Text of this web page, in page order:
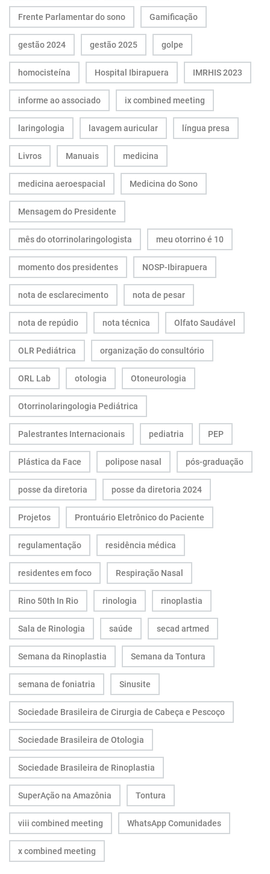
Frente Parlamentar do sono Gamificação
gestão 2024 gestão 2025 golpe
homocisteína Hospital Ibirapuera IMRHIS 2023
informe ao associado ix combined meeting
laringologia lavagem auricular língua presa
Livros Manuais medicina
medicina aeroespacial Medicina do Sono
Mensagem do Presidente
mês do otorrinolaringologista meu otorrino é 10
momento dos presidentes NOSP-Ibirapuera
nota de esclarecimento nota de pesar
nota de repúdio nota técnica Olfato Saudável
OLR Pediátrica organização do consultório
ORL Lab otologia Otoneurologia
Otorrinolaringologia Pediátrica
Palestrantes Internacionais pediatria PEP
Plástica da Face polipose nasal pós-graduação
posse da diretoria posse da diretoria 2024
Projetos Prontuário Eletrônico do Paciente
regulamentação residência médica
residentes em foco Respiração Nasal
Rino 50th In Rio rinologia rinoplastia
Sala de Rinologia saúde secad artmed
Semana da Rinoplastia Semana da Tontura
semana de foniatria Sinusite
Sociedade Brasileira de Cirurgia de Cabeça e Pescoço
Sociedade Brasileira de Otologia
Sociedade Brasileira de Rinoplastia
SuperAção na Amazônia Tontura
viii combined meeting WhatsApp Comunidades
x combined meeting